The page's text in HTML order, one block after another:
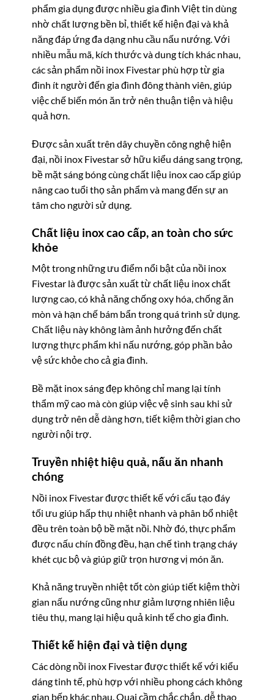
phẩm gia dụng được nhiều gia đình Việt tin dùng
nhờ chất lượng bền bỉ, thiết kế hiện đại và khả
năng đáp ứng đa dạng nhu cầu nấu nướng. Với
nhiều mẫu mã, kích thước và dung tích khác nhau,
các sản phẩm nồi inox Fivestar phù hợp từ gia
đình ít người đến gia đình đông thành viên, giúp
việc chế biến món ăn trở nên thuận tiện và hiệu
quả hơn.
Được sản xuất trên dây chuyền công nghệ hiện
đại, nồi inox Fivestar sở hữu kiểu dáng sang trọng,
bề mặt sáng bóng cùng chất liệu inox cao cấp giúp
nâng cao tuổi thọ sản phẩm và mang đến sự an
tâm cho người sử dụng.
Chất liệu inox cao cấp, an toàn cho sức
khỏe
Một trong những ưu điểm nổi bật của nồi inox
Fivestar là được sản xuất từ chất liệu inox chất
lượng cao, có khả năng chống oxy hóa, chống ăn
mòn và hạn chế bám bẩn trong quá trình sử dụng.
Chất liệu này không làm ảnh hưởng đến chất
lượng thực phẩm khi nấu nướng, góp phần bảo
vệ sức khỏe cho cả gia đình.
Bề mặt inox sáng đẹp không chỉ mang lại tính
thẩm mỹ cao mà còn giúp việc vệ sinh sau khi sử
dụng trở nên dễ dàng hơn, tiết kiệm thời gian cho
người nội trợ.
Truyền nhiệt hiệu quả, nấu ăn nhanh
chóng
Nồi inox Fivestar được thiết kế với cấu tạo đáy
tối ưu giúp hấp thụ nhiệt nhanh và phân bổ nhiệt
đều trên toàn bộ bề mặt nồi. Nhờ đó, thực phẩm
được nấu chín đồng đều, hạn chế tình trạng cháy
khét cục bộ và giúp giữ trọn hương vị món ăn.
Khả năng truyền nhiệt tốt còn giúp tiết kiệm thời
gian nấu nướng cũng như giảm lượng nhiên liệu
tiêu thụ, mang lại hiệu quả kinh tế cho gia đình.
Thiết kế hiện đại và tiện dụng
Các dòng nồi inox Fivestar được thiết kế với kiểu
dáng tinh tế, phù hợp với nhiều phong cách không
gian bếp khác nhau. Quai cầm chắc chắn, dễ thao